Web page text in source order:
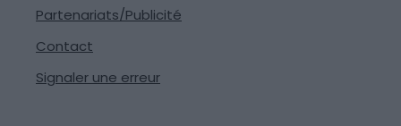
Partenariats/Publicité
Contact
Signaler une erreur